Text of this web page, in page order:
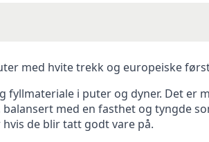
med hvite trekk og europeiske
fyllmateriale i puter og dyner. Det er
med en fasthet og tyngde
de blir tatt godt vare på.